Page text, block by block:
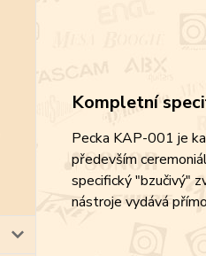
Kompletní
Pecka KAP-001 je
především
specifický "bzučivý"
nástroje vydává